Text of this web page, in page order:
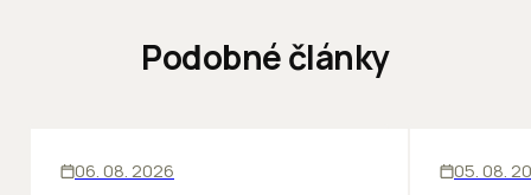
Podobné články
06. 08. 2026 05. 08.